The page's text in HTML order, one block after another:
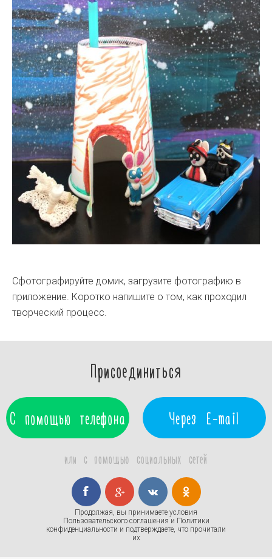
Сфотографируйте домик, загрузите фотографию в
приложение. Коротко напишите о том, как проходил
творческий процесс.
Присоединиться
С помощью телефона Через E-mail
или с помощью социальных сетей
Продолжая, вы принимаете условия
Пользовательского соглашения и Политики
конфиденциальности и подтверждаете, что прочитали
их